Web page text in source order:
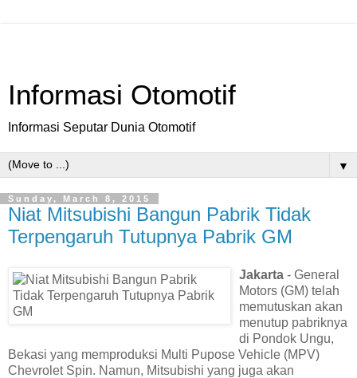
Informasi Otomotif
Informasi Seputar Dunia Otomotif
▼
Sunday, March 8, 2015
Niat Mitsubishi Bangun Pabrik Tidak
Terpengaruh Tutupnya Pabrik GM
Jakarta - General
Motors (GM) telah
memutuskan akan
menutup pabriknya
di Pondok Ungu,
Bekasi yang memproduksi Multi Pupose Vehicle (MPV)
Chevrolet Spin. Namun, Mitsubishi yang juga akan